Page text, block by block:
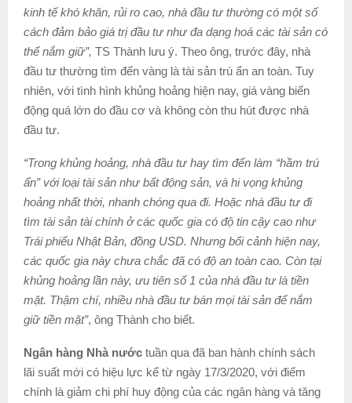
kinh tế khó khăn, rủi ro cao, nhà đầu tư thường có một số
cách đảm bảo giá trị đầu tư như đa dạng hoá các tài sản có
thể nắm giữ”, TS Thành lưu ý. Theo ông, trước đây, nhà
đầu tư thường tìm đến vàng là tài sản trú ẩn an toàn. Tuy
nhiên, với tình hình khủng hoảng hiện nay, giá vàng biến
động quá lớn do đầu cơ và không còn thu hút được nhà
đầu tư.
“Trong khủng hoảng, nhà đầu tư hay tìm đến làm “hầm trú
ẩn” với loại tài sản như bất động sản, và hi vọng khủng
hoảng nhất thời, nhanh chóng qua đi. Hoặc nhà đầu tư đi
tìm tài sản tài chính ở các quốc gia có độ tin cậy cao như
Trái phiếu Nhật Bản, đồng USD. Nhưng bối cảnh hiện nay,
các quốc gia này chưa chắc đã có độ an toàn cao. Còn tại
khủng hoảng lần này, ưu tiên số 1 của nhà đầu tư là tiền
mặt. Thậm chí, nhiều nhà đầu tư bán mọi tài sản để nắm
giữ tiền mặt”, ông Thành cho biết.
Ngân hàng Nhà nước tuần qua đã ban hành chính sách
lãi suất mới có hiệu lực kể từ ngày 17/3/2020, với điểm
chính là giảm chi phí huy động của các ngân hàng và tăng